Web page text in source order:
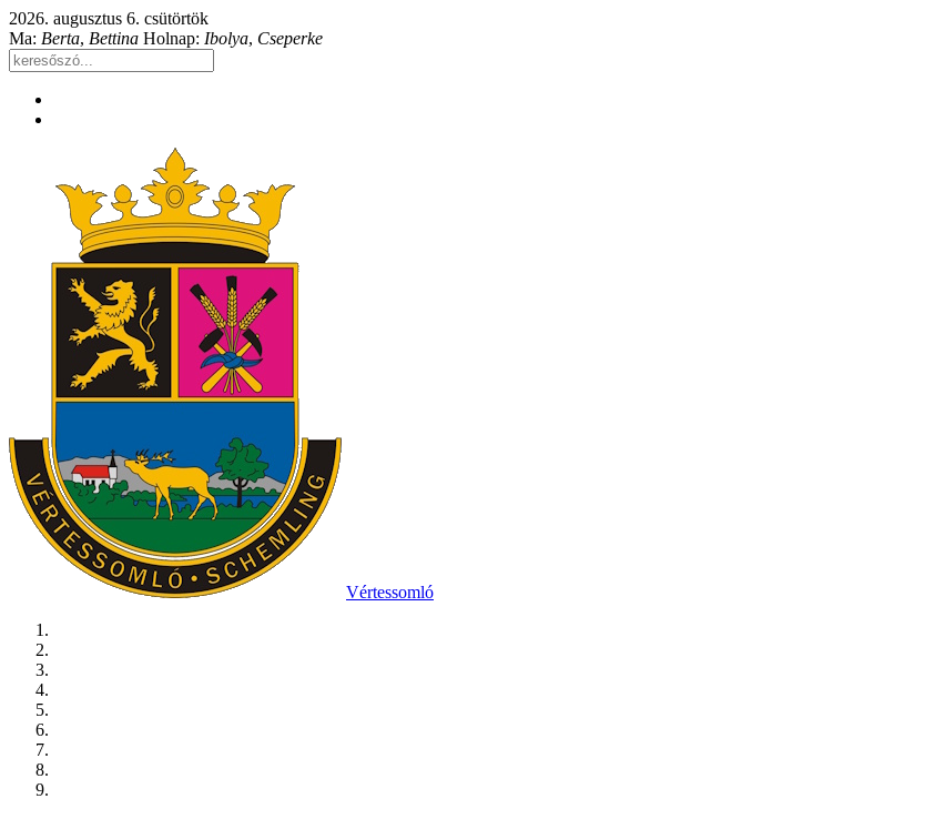
2026. augusztus 6. csütörtök
Ma: Berta, Bettina Holnap: Ibolya, Cseperke
Vértessomló